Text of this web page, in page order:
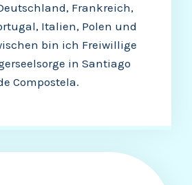
Frankreich,
Italien, Polen und
bin ich Freiwillige
in Santiago
Compostela.